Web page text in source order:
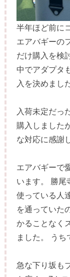
半年ほど前に
エアバギーの
だけ購入を検
中でアダプタ
入を決めまし
入荷未定だっ
購入しました
な対応に感謝
エアバギーで
います。 勝尾
使っている人
を通っていた
かることなく
ました。 う
急な下り坂も